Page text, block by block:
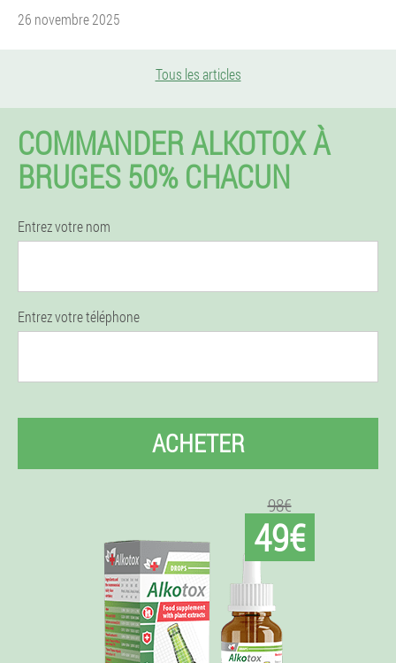
26 novembre 2025
Tous les articles
COMMANDER ALKOTOX À
BRUGES 50% CHACUN
Entrez votre nom
Entrez votre téléphone
ACHETER
98€
49€